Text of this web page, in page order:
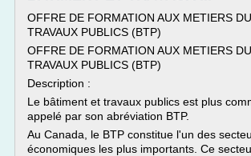
OFFRE DE FORMATION AUX METIERS
TRAVAUX PUBLICS (BTP)
OFFRE DE FORMATION AUX METIERS
TRAVAUX PUBLICS (BTP)
Description :
Le bâtiment et travaux publics est plus
appelé par son abréviation BTP.
Au Canada, le BTP constitue l'un des
économiques les plus importants. Ce